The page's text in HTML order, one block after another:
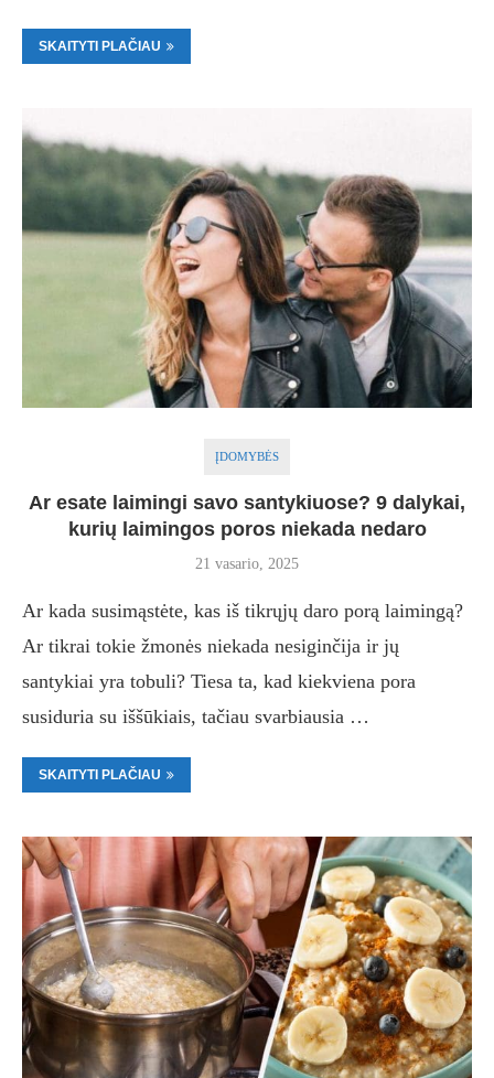
SKAITYTI PLAČIAU
ĮDOMYBĖS
Ar esate laimingi savo santykiuose? 9 dalykai,
kurių laimingos poros niekada nedaro
21 vasario, 2025
Ar kada susimąstėte, kas iš tikrųjų daro porą laimingą?
Ar tikrai tokie žmonės niekada nesiginčija ir jų
santykiai yra tobuli? Tiesa ta, kad kiekviena pora
susiduria su iššūkiais, tačiau svarbiausia …
SKAITYTI PLAČIAU